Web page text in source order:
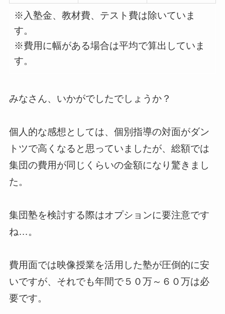
※入塾金、教材費、テスト費は除いていま
す。
※費用に幅がある場合は平均で算出していま
す。
みなさん、いかがでしたでしょうか？
個人的な感想としては、個別指導の対面がダン
トツで高くなると思っていましたが、総額では
集団の費用が同じくらいの金額になり驚きまし
た。
集団塾を検討する際はオプションに要注意です
ね…。
費用面では映像授業を活用した塾が圧倒的に安
いですが、それでも年間で５０万～６０万は必
要です。